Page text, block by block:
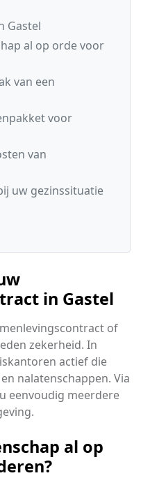
Gastel
al op orde voor
van een
voor
van
uw gezinssituatie
in Gastel
of
zekerheid. In
actief die
nalatenschappen. Via
eenvoudig meerdere
al op